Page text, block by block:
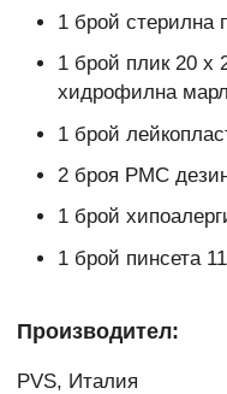
1 брой стерилна
1 брой плик 20 х
хидрофилна
1 брой
2 броя РМС
1 брой
1 брой пинсета
Производител:
PVS, Италия